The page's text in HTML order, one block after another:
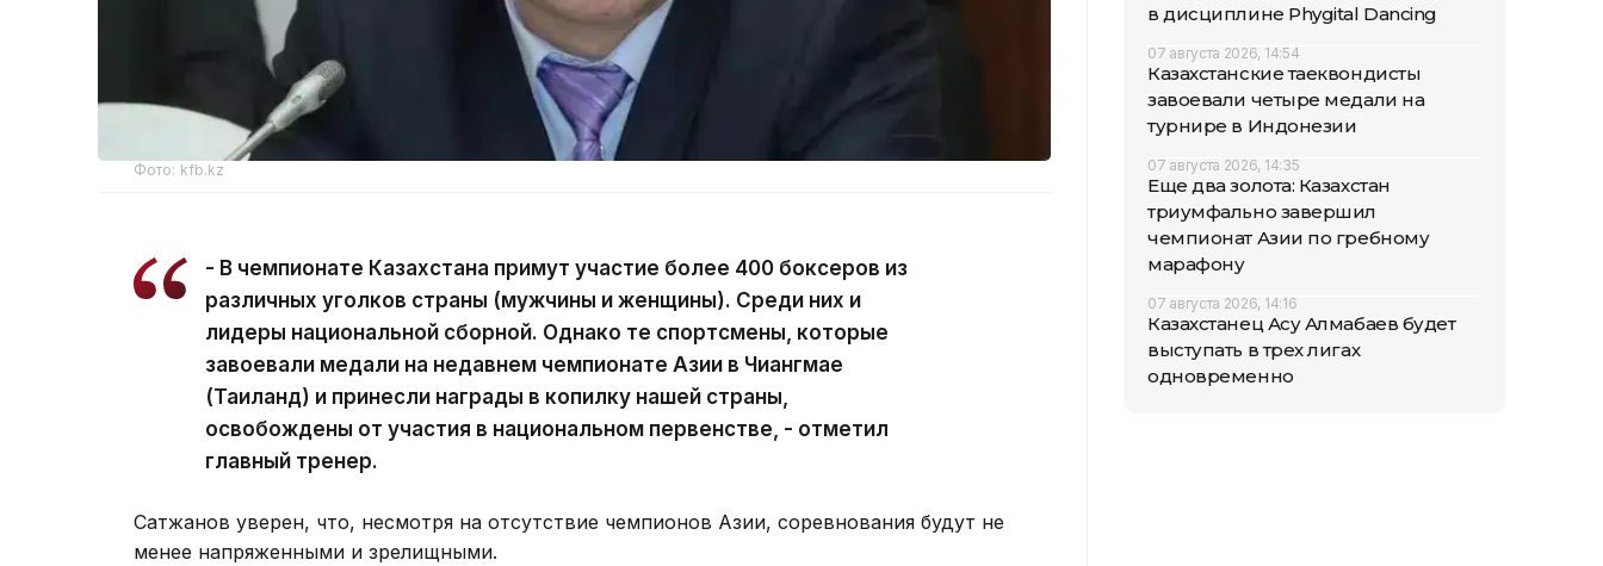
Фото: kfb.kz
- В чемпионате Казахстана примут участие более 400 боксеров из
различных уголков страны (мужчины и женщины). Среди них и
лидеры национальной сборной. Однако те спортсмены, которые
завоевали медали на недавнем чемпионате Азии в Чиангмае
(Таиланд) и принесли награды в копилку нашей страны,
освобождены от участия в национальном первенстве, - отметил
главный тренер.
Сатжанов уверен, что, несмотря на отсутствие чемпионов Азии, соревнования будут не
менее напряженными и зрелищными.
в дисциплине Phygital Dancing
07 августа 2026, 14:54
Казахстанские таеквондисты
завоевали четыре медали на
турнире в Индонезии
07 августа 2026, 14:35
Еще два золота: Казахстан
триумфально завершил
чемпионат Азии по гребному
марафону
07 августа 2026, 14:16
Казахстанец Асу Алмабаев будет
выступать в трех лигах
одновременно